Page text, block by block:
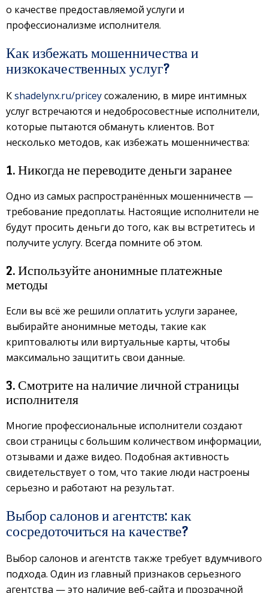
о качестве предоставляемой услуги и
профессионализме исполнителя.
Как избежать мошенничества и
низкокачественных услуг?
Кshadelynx.ru/priceyсожалению, в мире интимных
услуг встречаются и недобросовестные исполнители,
которые пытаются обмануть клиентов. Вот
несколько методов, как избежать мошенничества:
1. Никогда не переводите деньги заранее
Одно из самых распространённых мошенничеств —
требование предоплаты. Настоящие исполнители не
будут просить деньги до того, как вы встретитесь и
получите услугу. Всегда помните об этом.
2. Используйте анонимные платежные
методы
Если вы всё же решили оплатить услуги заранее,
выбирайте анонимные методы, такие как
криптовалюты или виртуальные карты, чтобы
максимально защитить свои данные.
3. Смотрите на наличие личной страницы
исполнителя
Многие профессиональные исполнители создают
свои страницы с большим количеством информации,
отзывами и даже видео. Подобная активность
свидетельствует о том, что такие люди настроены
серьезно и работают на результат.
Выбор салонов и агентств: как
сосредоточиться на качестве?
Выбор салонов и агентств также требует вдумчивого
подхода. Один из главный признаков серьезного
агентства — это наличие веб-сайта и прозрачной